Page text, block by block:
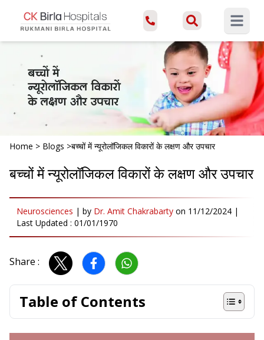
Open
Home > Blogs >बच्चों में न्यूरोलॉजिकल विकारों के लक्षण और उपचार
बच्चों में न्यूरोलॉजिकल विकारों के लक्षण और उपचार
Neurosciences | by Dr. Amit Chakrabarty on 11/12/2024 |
Last Updated : 01/01/1970
Share :
Table of Contents